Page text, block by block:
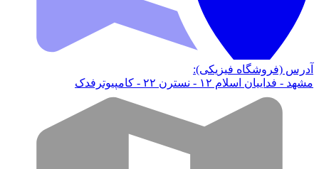
آدرس (فروشگاه فیزیکی):
مشهد - فداییان اسلام ۱۲ - نسترن ۲۲ - کامپیوترفدک